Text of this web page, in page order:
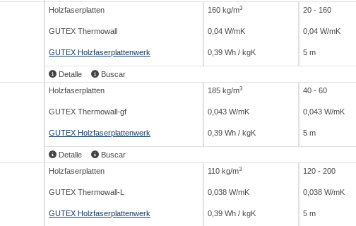
Holzfaserplatten 160 kg/m3 20 - 160
GUTEX Thermowall 0,04 W/mK 0,04 W/mK
GUTEX Holzfaserplattenwerk 0,39 Wh / kgK 5 m
Detalle Buscar
Holzfaserplatten 185 kg/m3 40 - 60
GUTEX Thermowall-gf 0,043 W/mK 0,043 W/mK
GUTEX Holzfaserplattenwerk 0,39 Wh / kgK 5 m
Detalle Buscar
Holzfaserplatten 110 kg/m3 120 - 200
GUTEX Thermowall-L 0,038 W/mK 0,038 W/mK
GUTEX Holzfaserplattenwerk 0,39 Wh / kgK 5 m